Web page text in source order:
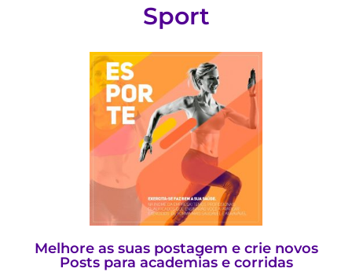
Sport
Melhore as suas postagem e crie novos
Posts para academias e corridas